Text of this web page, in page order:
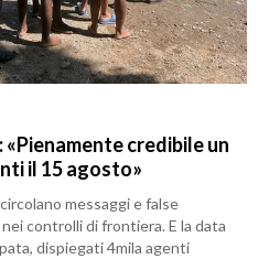
credibile un
il 15 agosto»
messaggi e false
controlli di frontiera. E la data
dispiegati 4mila agenti